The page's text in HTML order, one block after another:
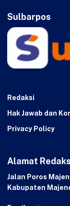
Sulbarpos
Redaksi
Hak Jawab dan
Privacy Policy
Alamat
Jalan Poros
Kabupaten